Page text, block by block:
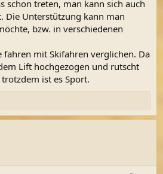
schon treten, man kann sich auch
Die Unterstützung kann man
bzw. in verschiedenen
fahren mit Skifahren verglichen. Da
Lift hochgezogen und rutscht
ist es Sport.